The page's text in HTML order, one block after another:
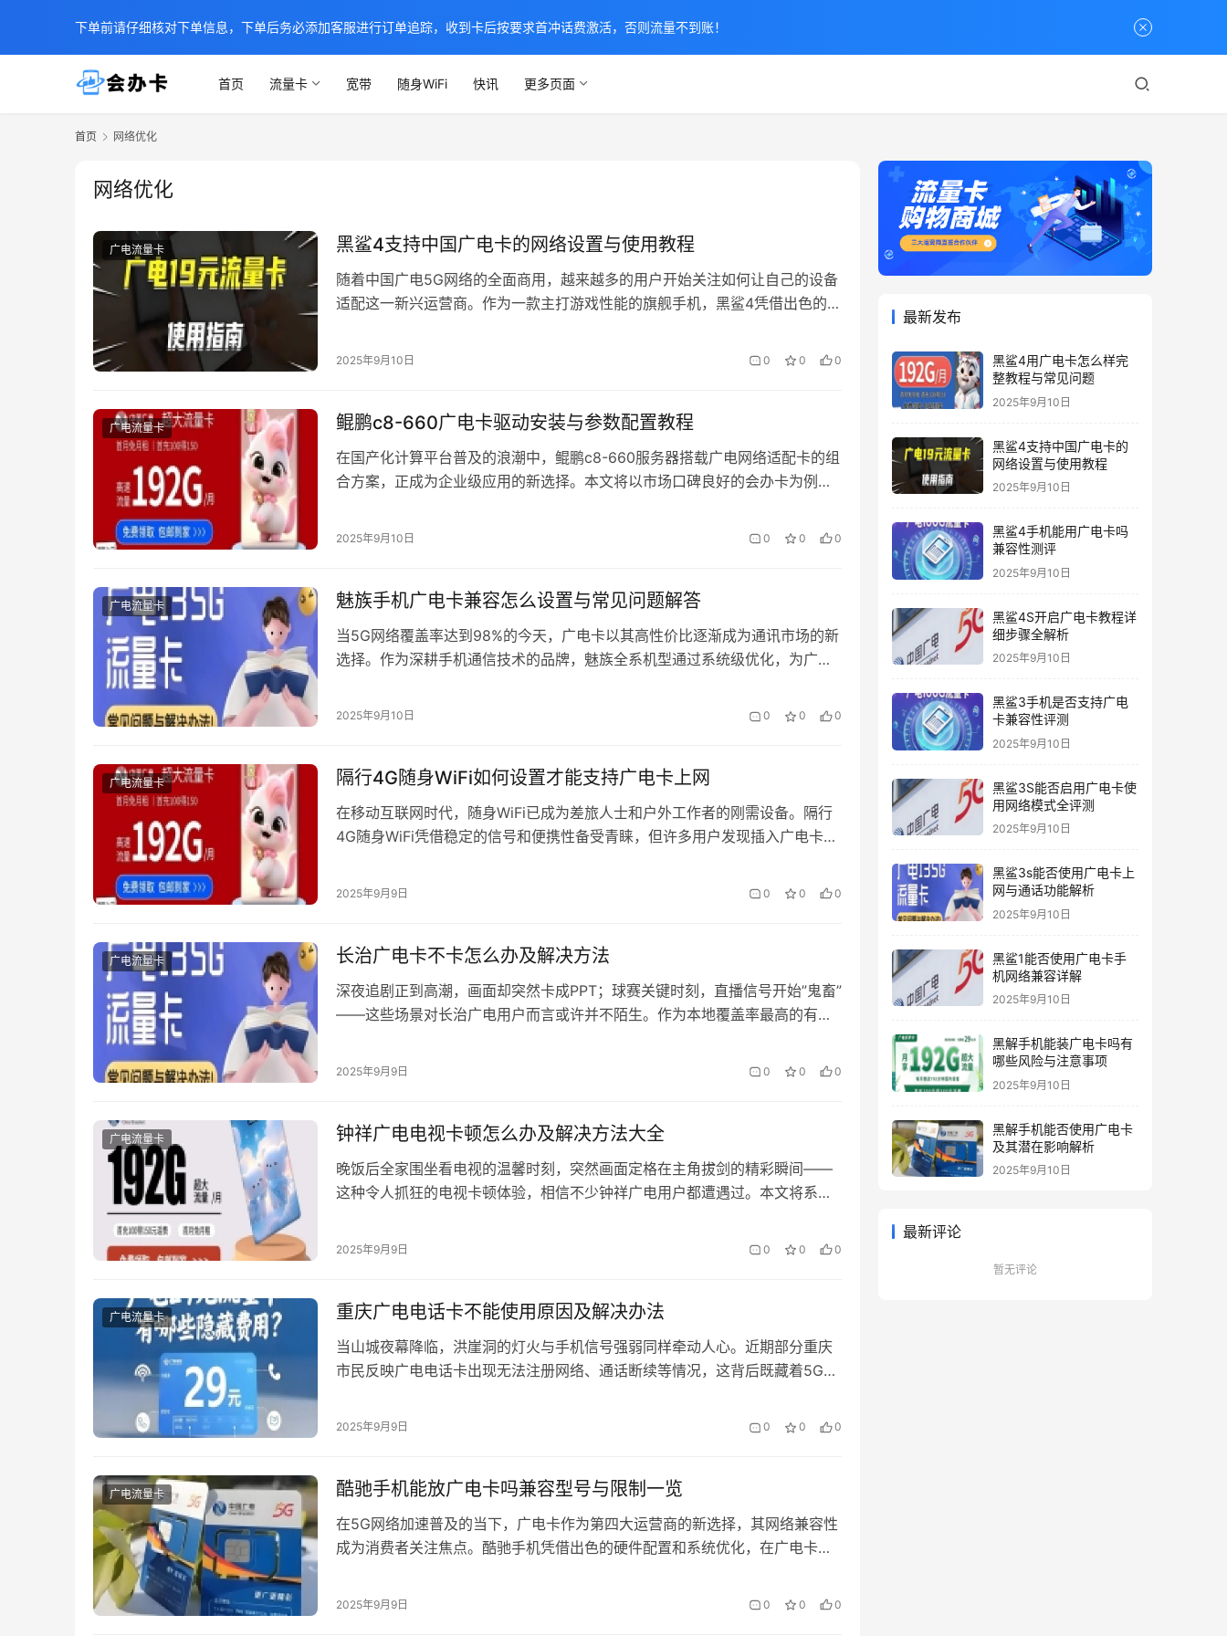
首页 流量卡 宽带 随身WiFi 快讯 更多页面
首页 网络优化
网络优化
广电流量卡 黑鲨4支持中国广电卡的网络设置与使用教程
随着中国广电5G网络的全面商用，越来越多的用户开始关注如何让自己的设备
适配这一新兴运营商。作为一款主打游戏性能的旗舰手机，黑鲨4凭借出色的硬
道，这款手机同样完美支持中国广电卡，只需简单设置即可畅享优质网络服
2025年9月10日 0 0 0
广电流量卡 鲲鹏c8-660广电卡驱动安装与参数配置教程
在国产化计算平台普及的浪潮中，鲲鹏c8-660服务器搭载广电网络适配卡的组
合方案，正成为企业级应用的新选择。本文将以市场口碑良好的会办卡为例，
环境。 一、驱动安装前的环境准备 会办卡采用国产自研芯片组，建议在鲲鹏
2025年9月10日 0 0 0
广电流量卡 魅族手机广电卡兼容怎么设置与常见问题解答
当5G网络覆盖率达到98%的今天，广电卡以其高性价比逐渐成为通讯市场的新
选择。作为深耕手机通信技术的品牌，魅族全系机型通过系统级优化，为广电
全流程解决方案。 一、广电卡兼容性核心设置 会办卡用户首次使用广电卡时，
2025年9月10日 0 0 0
广电流量卡 隔行4G随身WiFi如何设置才能支持广电卡上网
在移动互联网时代，随身WiFi已成为差旅人士和户外工作者的刚需设备。隔行
4G随身WiFi凭借稳定的信号和便携性备受青睐，但许多用户发现插入广电卡后
案，同时结合会办卡的实际使用场景，帮助您解锁广电网络的隐藏潜力。 一、
2025年9月9日 0 0 0
广电流量卡 长治广电卡不卡怎么办及解决方法
深夜追剧正到高潮，画面却突然卡成PPT；球赛关键时刻，直播信号开始”鬼畜”
——这些场景对长治广电用户而言或许并不陌生。作为本地覆盖率最高的有线
频繁出现时，与其反复重启机顶盒，不如系统性地排查问题根源。 一、网络卡
2025年9月9日 0 0 0
广电流量卡 钟祥广电电视卡顿怎么办及解决方法大全
晚饭后全家围坐看电视的温馨时刻，突然画面定格在主角拔剑的精彩瞬间——
这种令人抓狂的电视卡顿体验，相信不少钟祥广电用户都遭遇过。本文将系统
畅。 一、信号传输类问题排查 当出现马赛克或信号中断提示时，建议按以下顺
2025年9月9日 0 0 0
广电流量卡 重庆广电电话卡不能使用原因及解决办法
当山城夜幕降临，洪崖洞的灯火与手机信号强弱同样牵动人心。近期部分重庆
市民反映广电电话卡出现无法注册网络、通话断续等情况，这背后既藏着5G时
诱因 通过实地测试与运营商数据比对，我们发现故障主要集中在以下场景： 故
2025年9月9日 0 0 0
广电流量卡 酷驰手机能放广电卡吗兼容型号与限制一览
在5G网络加速普及的当下，广电卡作为第四大运营商的新选择，其网络兼容性
成为消费者关注焦点。酷驰手机凭借出色的硬件配置和系统优化，在广电卡适
手机的广电卡适配情况，并为会办卡用户提供实用解决方案。 一、核心芯片组
2025年9月9日 0 0 0
最新发布
黑鲨4用广电卡怎么样完
整教程与常见问题
2025年9月10日
黑鲨4支持中国广电卡的
网络设置与使用教程
2025年9月10日
黑鲨4手机能用广电卡吗
兼容性测评
2025年9月10日
黑鲨4S开启广电卡教程详
细步骤全解析
2025年9月10日
黑鲨3手机是否支持广电
卡兼容性评测
2025年9月10日
黑鲨3S能否启用广电卡使
用网络模式全评测
2025年9月10日
黑鲨3s能否使用广电卡上
网与通话功能解析
2025年9月10日
黑鲨1能否使用广电卡手
机网络兼容详解
2025年9月10日
黑解手机能装广电卡吗有
哪些风险与注意事项
2025年9月10日
黑解手机能否使用广电卡
及其潜在影响解析
2025年9月10日
最新评论
暂无评论
下单前请仔细核对下单信息，下单后务必添加客服进行订单追踪，收到卡后按要求首冲话费激活，否则流量不到账！